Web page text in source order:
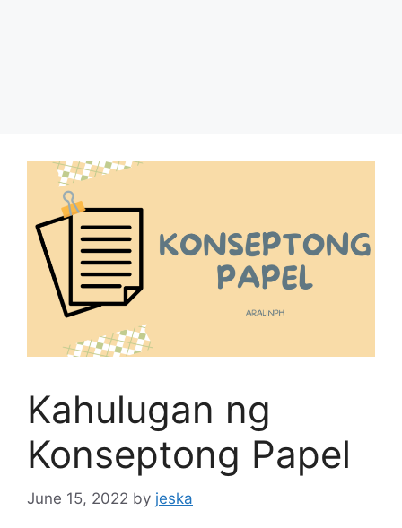
Kahulugan ng
Konseptong Papel
June 15, 2022 by jeska